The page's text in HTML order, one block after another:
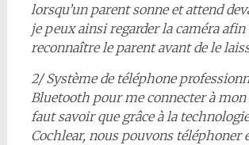
lorsqu’un parent sonne et attend
je peux ainsi regarder la caméra afin
reconnaître le parent avant de le
2/ Système de téléphone
Bluetooth pour me connecter à
faut savoir que grâce à la
Cochlear, nous pouvons téléphoner